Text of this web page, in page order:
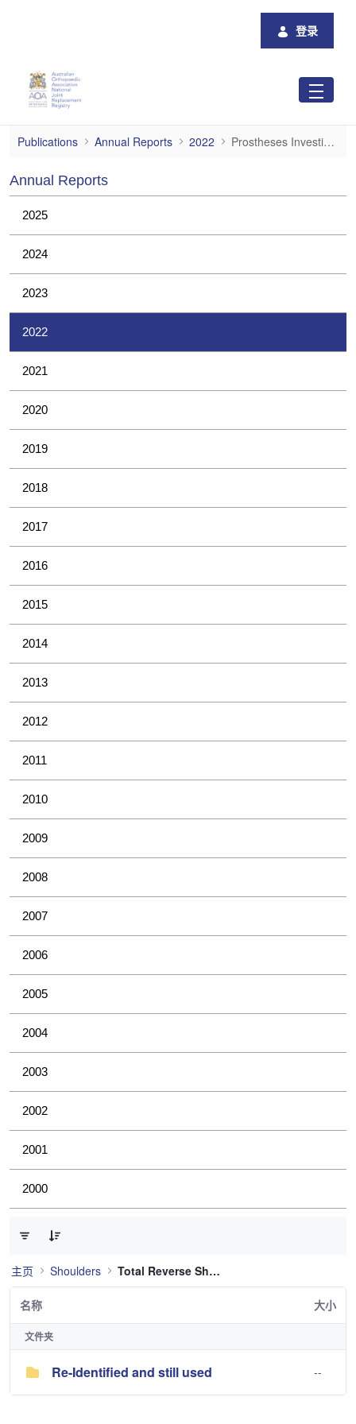
登录
Prostheses Investigations
Publications Annual Reports 2022 Prostheses Investigations
Annual Reports
2025
2024
2023
2022
2021
2020
2019
2018
2017
2016
2015
2014
2013
2012
2011
2010
2009
2008
2007
2006
2005
2004
2003
2002
2001
2000
主页 Shoulders Total Reverse Shoulder
名称 大小
文件夹
Re-Identified and still used --